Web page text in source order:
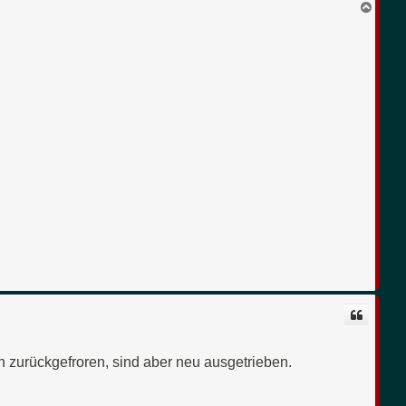
sind aber neu ausgetrieben.